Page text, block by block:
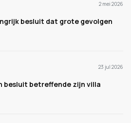
2 mei 2026
besluit dat grote gevolgen
23 jul 2026
besluit betreffende zijn villa